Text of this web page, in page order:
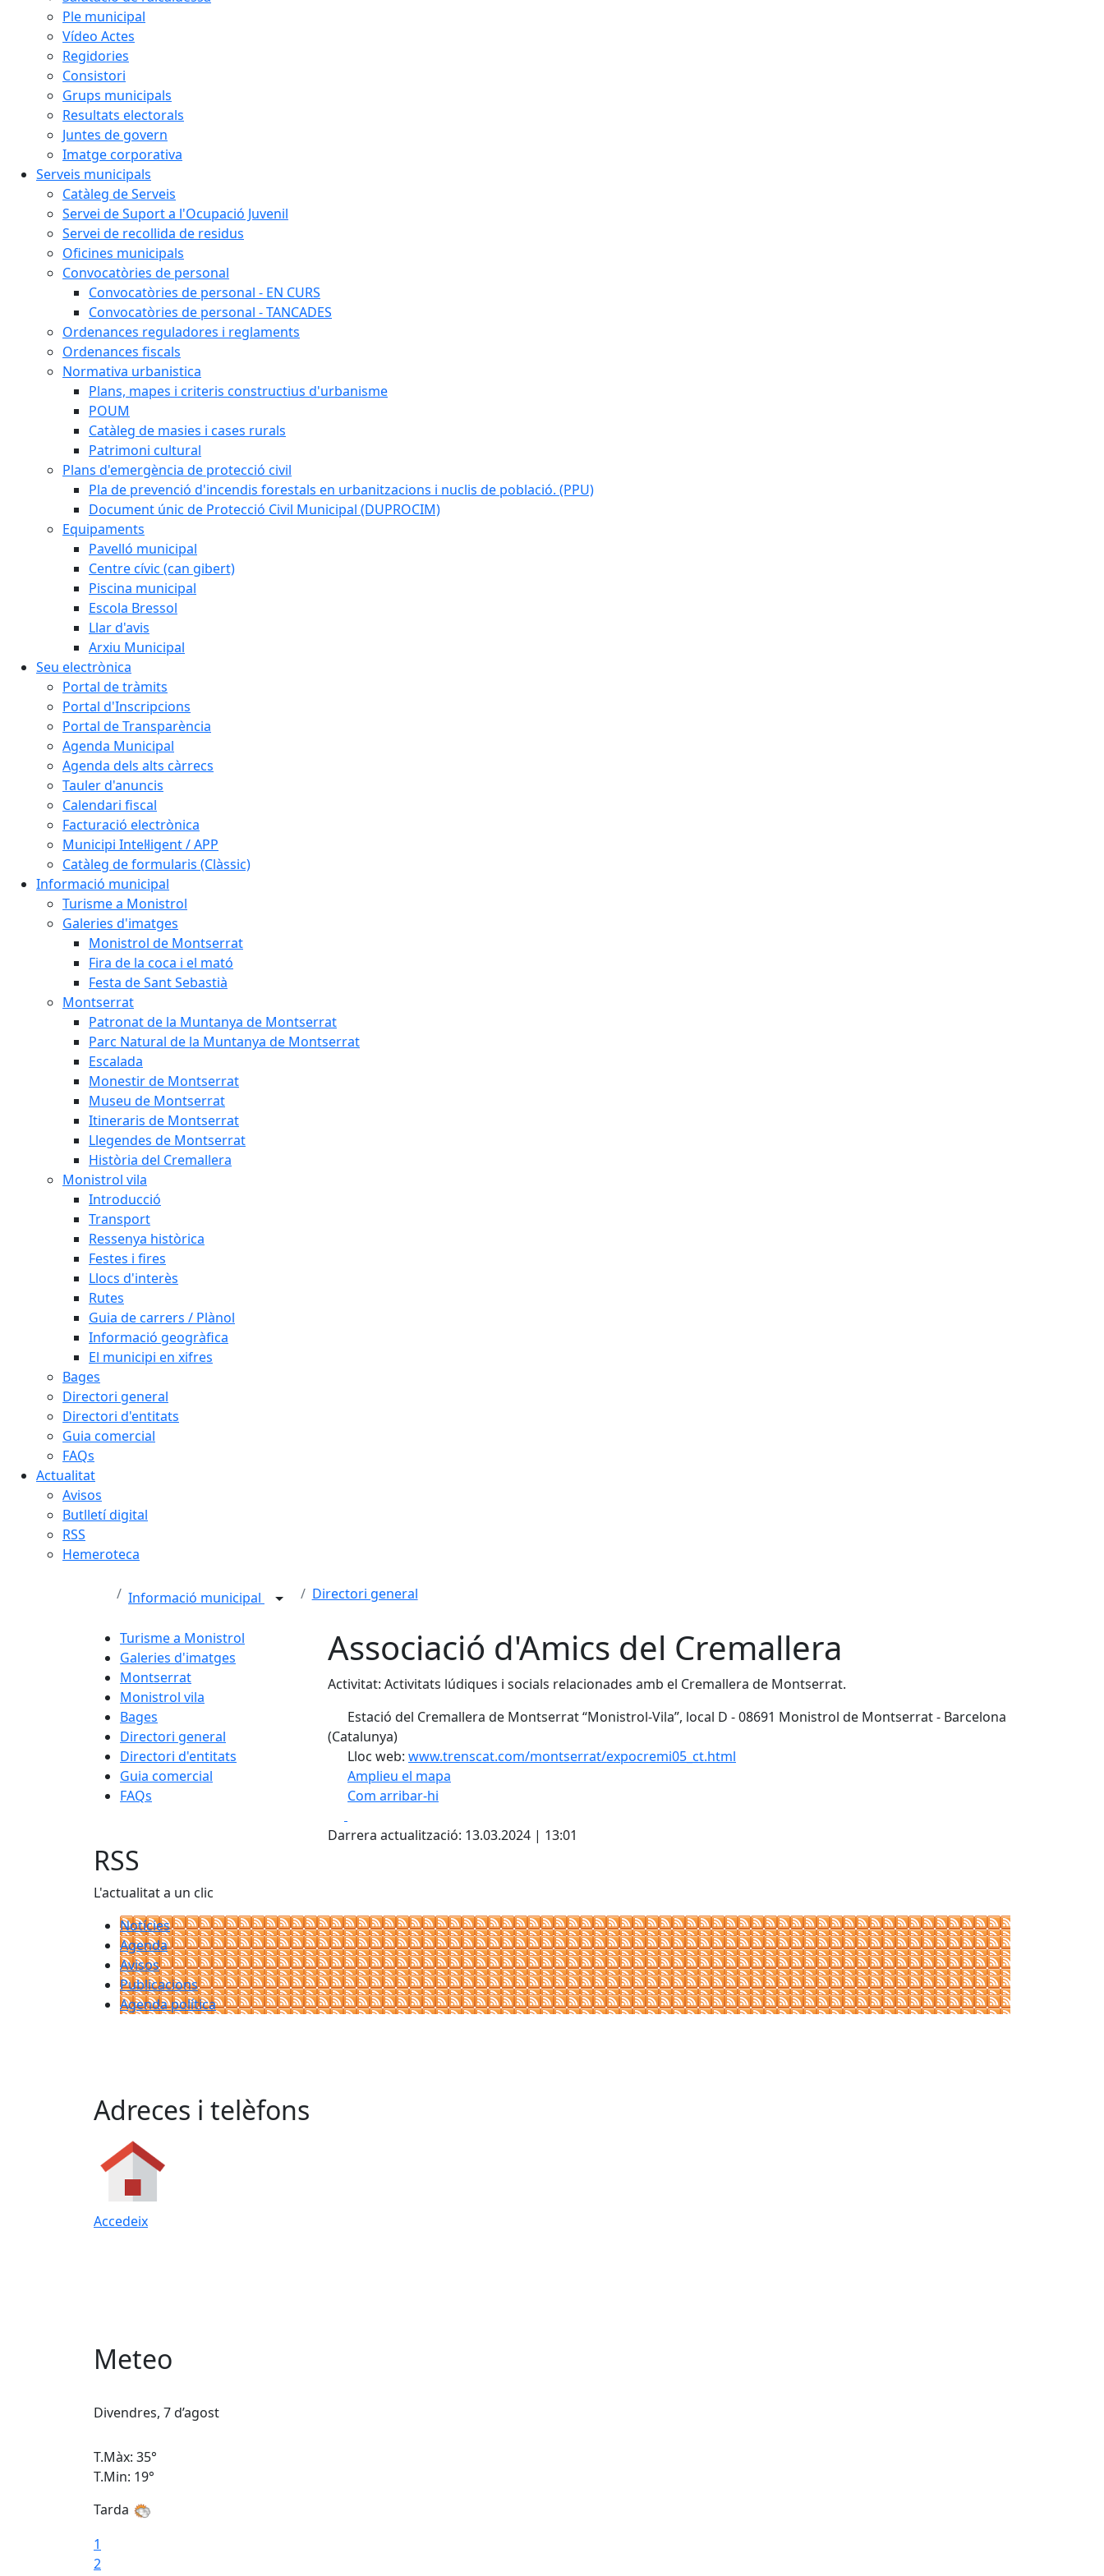
Ple municipal
Vídeo Actes
Regidories
Consistori
Grups municipals
Resultats electorals
Juntes de govern
Imatge corporativa
Serveis municipals
Catàleg de Serveis
Servei de Suport a l'Ocupació Juvenil
Servei de recollida de residus
Oficines municipals
Convocatòries de personal
Convocatòries de personal - EN CURS
Convocatòries de personal - TANCADES
Ordenances reguladores i reglaments
Ordenances fiscals
Normativa urbanistica
Plans, mapes i criteris constructius d'urbanisme
POUM
Catàleg de masies i cases rurals
Patrimoni cultural
Plans d'emergència de protecció civil
Pla de prevenció d'incendis forestals en urbanitzacions i nuclis de població. (PPU)
Document únic de Protecció Civil Municipal (DUPROCIM)
Equipaments
Pavelló municipal
Centre cívic (can gibert)
Piscina municipal
Escola Bressol
Llar d'avis
Arxiu Municipal
Seu electrònica
Portal de tràmits
Portal d'Inscripcions
Portal de Transparència
Agenda Municipal
Agenda dels alts càrrecs
Tauler d'anuncis
Calendari fiscal
Facturació electrònica
Municipi Intel·ligent / APP
Catàleg de formularis (Clàssic)
Informació municipal
Turisme a Monistrol
Galeries d'imatges
Monistrol de Montserrat
Fira de la coca i el mató
Festa de Sant Sebastià
Montserrat
Patronat de la Muntanya de Montserrat
Parc Natural de la Muntanya de Montserrat
Escalada
Monestir de Montserrat
Museu de Montserrat
Itineraris de Montserrat
Llegendes de Montserrat
Història del Cremallera
Monistrol vila
Introducció
Transport
Ressenya històrica
Festes i fires
Llocs d'interès
Rutes
Guia de carrers / Plànol
Informació geogràfica
El municipi en xifres
Bages
Directori general
Directori d'entitats
Guia comercial
FAQs
Actualitat
Avisos
Butlletí digital
RSS
Hemeroteca
Informació municipal Directori general
Turisme a Monistrol
Galeries d'imatges
Montserrat
Monistrol vila
Bages
Directori general
Directori d'entitats
Guia comercial
FAQs
Associació d'Amics del Cremallera
Activitat: Activitats lúdiques i socials relacionades amb el Cremallera de Montserrat.
Estació del Cremallera de Montserrat “Monistrol-Vila”, local D - 08691 Monistrol de Montserrat - Barcelona
(Catalunya)
Lloc web: www.trenscat.com/montserrat/expocremi05_ct.html
Amplieu el mapa
Com arribar-hi
+
Darrera actualització: 13.03.2024 | 13:01
RSS
L'actualitat a un clic
Notícies
Agenda
Avisos
Publicacions
Agenda política
Adreces i telèfons
Accedeix
Meteo
Divendres, 7 d’agost
T.Màx: 35°
T.Min: 19°
Tarda
1
2